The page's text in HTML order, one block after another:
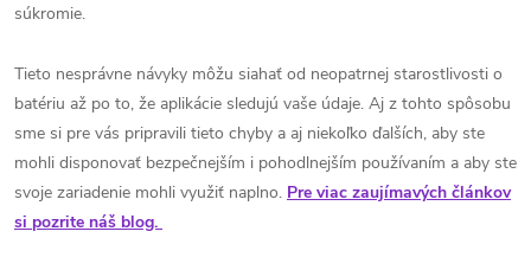
súkromie.
Tieto nesprávne návyky môžu siahať od neopatrnej starostlivosti o
batériu až po to, že aplikácie sledujú vaše údaje. Aj z tohto spôsobu
sme si pre vás pripravili tieto chyby a aj niekoľko ďalších, aby ste
mohli disponovať bezpečnejším i pohodlnejším používaním a aby ste
svoje zariadenie mohli využiť naplno. Pre viac zaujímavých článkov
si pozrite náš blog.